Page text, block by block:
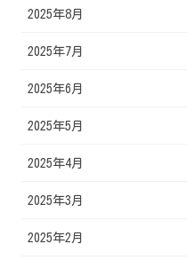
2025年8月
2025年7月
2025年6月
2025年5月
2025年4月
2025年3月
2025年2月